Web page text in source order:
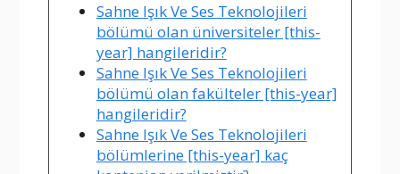
Sahne Işık Ve Ses Teknolojileri
bölümü olan üniversiteler [this-
year] hangileridir?
Sahne Işık Ve Ses Teknolojileri
bölümü olan fakülteler [this-year]
hangileridir?
Sahne Işık Ve Ses Teknolojileri
bölümlerine [this-year] kaç